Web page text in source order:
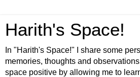
Harith's Space!
In "Harith's Space!" I share some
memories, thoughts and
space positive by allowing me to